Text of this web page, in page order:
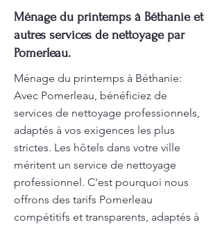
Ménage du printemps à Béthanie et
autres services de nettoyage par
Pomerleau.
Ménage du printemps à Béthanie:
Avec Pomerleau, bénéficiez de
services de nettoyage professionnels,
adaptés à vos exigences les plus
strictes. Les hôtels dans votre ville
méritent un service de nettoyage
professionnel. C'est pourquoi nous
offrons des tarifs Pomerleau
compétitifs et transparents, adaptés à